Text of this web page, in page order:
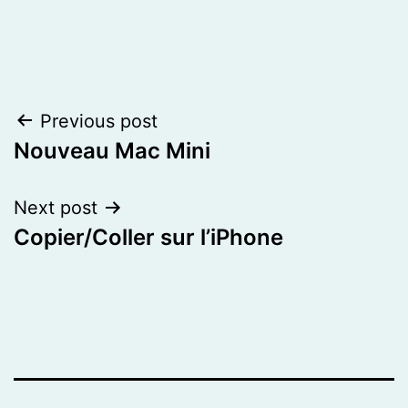
Post
navigation
Previous post
Nouveau Mac Mini
Next post
Copier/Coller sur l’iPhone